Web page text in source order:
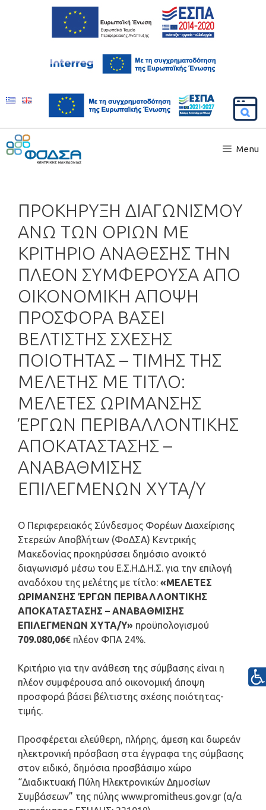
Menu
ΠΡΟΚΗΡΥΞΗ ΔΙΑΓΩΝΙΣΜΟΥ
ΑΝΩ ΤΩΝ ΟΡΙΩΝ ΜΕ
ΚΡΙΤΗΡΙΟ ΑΝΑΘΕΣΗΣ ΤΗΝ
ΠΛΕΟΝ ΣΥΜΦΕΡΟΥΣΑ ΑΠΟ
ΟΙΚΟΝΟΜΙΚΗ ΑΠΟΨΗ
ΠΡΟΣΦΟΡΑ ΒΑΣΕΙ
ΒΕΛΤΙΣΤΗΣ ΣΧΕΣΗΣ
ΠΟΙΟΤΗΤΑΣ – ΤΙΜΗΣ ΤΗΣ
ΜΕΛΕΤΗΣ ΜΕ ΤΙΤΛΟ:
ΜΕΛΕΤΕΣ ΩΡΙΜΑΝΣΗΣ
ΈΡΓΩΝ ΠΕΡΙΒΑΛΛΟΝΤΙΚΗΣ
ΑΠΟΚΑΤΑΣΤΑΣΗΣ –
ΑΝΑΒΑΘΜΙΣΗΣ
ΕΠΙΛΕΓΜΕΝΩΝ ΧΥΤΑ/Υ
O Περιφερειακός Σύνδεσμος Φορέων Διαχείρισης
Στερεών Αποβλήτων (ΦοΔΣΑ) Κεντρικής
Μακεδονίας προκηρύσσει δημόσιο ανοικτό
διαγωνισμό μέσω του Ε.Σ.Η.Δ.Η.Σ. για την επιλογή
αναδόχου της μελέτης με τίτλο: «ΜΕΛΕΤΕΣ
ΩΡΙΜΑΝΣΗΣ ΈΡΓΩΝ ΠΕΡΙΒΑΛΛΟΝΤΙΚΗΣ
ΑΠΟΚΑΤΑΣΤΑΣΗΣ – ΑΝΑΒΑΘΜΙΣΗΣ
ΕΠΙΛΕΓΜΕΝΩΝ ΧΥΤΑ/Υ» προϋπολογισμού
709.080,06€ πλέον ΦΠΑ 24%.
Κριτήριο για την ανάθεση της σύμβασης είναι η
πλέον συμφέρουσα από οικονομική άποψη
προσφορά βάσει βέλτιστης σχέσης ποιότητας-
τιμής.
Προσφέρεται ελεύθερη, πλήρης, άμεση και δωρεάν
ηλεκτρονική πρόσβαση στα έγγραφα της σύμβασης
στον ειδικό, δημόσια προσβάσιμο χώρο
“Διαδικτυακή Πύλη Ηλεκτρονικών Δημοσίων
Συμβάσεων” της πύλης www.promitheus.gov.gr (α/α